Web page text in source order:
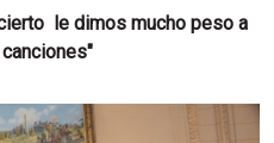
le dimos mucho peso a